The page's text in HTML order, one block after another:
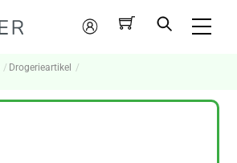
Mein
Konto
Drogerieartikel